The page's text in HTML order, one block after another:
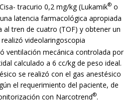
tracurio 0,2 mg/kg (Lukamik® o
latencia farmacológica apropiada
al tren de cuatro (TOF) y obtener un
videolaringoscopia
ventilación mecánica controlada por
calculado a 6 cc/kg de peso ideal.
se realizó con el gas anestésico
el requerimiento del paciente, de
con Narcotrend®.